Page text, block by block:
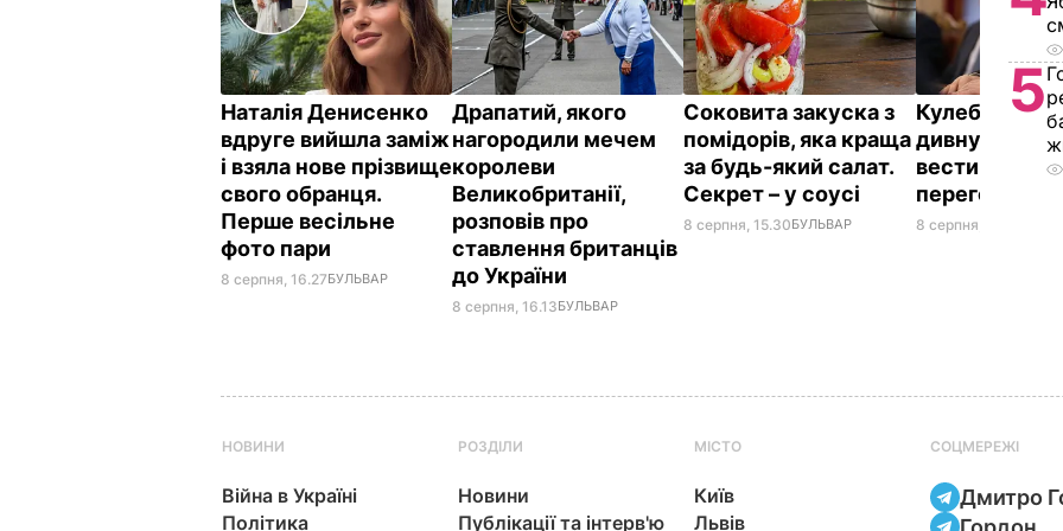
Наталія Денисенко
вдруге вийшла заміж
і взяла нове прізвище
свого обранця.
Перше весільне
фото пари
8 серпня, 16.27БУЛЬВАР
Драпатий, якого
нагородили мечем
королеви
Великобританії,
розповів про
ставлення британців
до України
8 серпня, 16.13БУЛЬВАР
Соковита закуска з
помідорів, яка краща
за будь-який салат.
Секрет – у соусі
8 серпня, 15.30БУЛЬВАР
Кулеба
дивну манеру
вести
переговори
8 серпня, 10.25
5
НОВИНИ
Війна в Україні
Політика
РОЗДІЛИ
Новини
Публікації та інтерв'ю
МІСТО
Київ
Львів
СОЦМЕРЕЖІ
Дмитро